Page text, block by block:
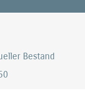
Bestand